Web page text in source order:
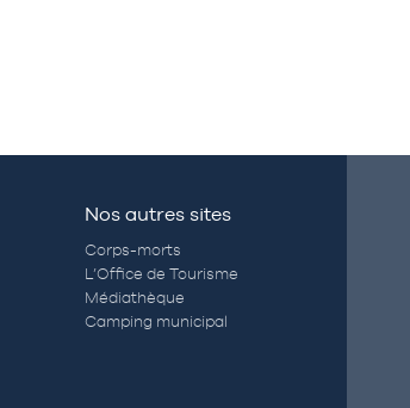
Nos autres sites
Corps-morts
L’Office de Tourisme
Médiathèque
Camping municipal